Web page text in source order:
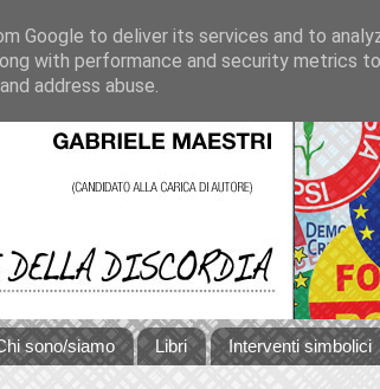
sono/siamo Libri Interventi simbolici
Google to deliver its services and to
with performance and security metrics
address abuse.